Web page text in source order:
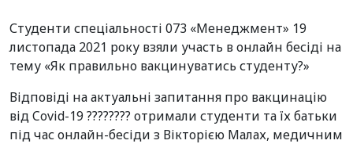
Студенти спеціальності 073 «Менеджмент» 19
листопада 2021 року взяли участь в онлайн бесіді на
тему «Як правильно вакцинуватись студенту?»
Відповіді на актуальні запитання про вакцинацію
від Covid-19 ?‍??‍??‍??‍? отримали студенти та їх батьки
під час онлайн-бесіди з Вікторією Малах, медичним